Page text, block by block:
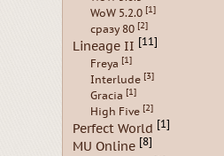
WoW 5.2.0 [1]
сразу 80 [2]
Lineage II [11]
Freya [1]
Interlude [3]
Gracia [1]
High Five [2]
Perfect World [1]
MU Online [8]